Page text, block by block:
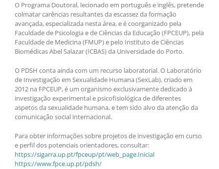
O Programa Doutoral, lecionado em português e inglês, pretende
colmatar carências resultantes da escassez da formação
avançada, especializada nesta área, e é coorganizado pela
Faculdade de Psicologia e de Ciências da Educação (FPCEUP), pela
Faculdade de Medicina (FMUP) e pelo Instituto de Ciências
Biomédicas Abel Salazar (ICBAS) da Universidade do Porto.
O PDSH conta ainda com um recurso laboratorial. O Laboratório
de Investigação em Sexualidade Humana (SexLab), criado em
2012 na FPCEUP, é um organismo exclusivamente dedicado à
investigação experimental e psicofisiológica de diferentes
aspetos da sexualidade humana, e tem sido alvo da atenção da
comunicação social internacional.
Para obter informações sobre projetos de investigação em curso
e perfil dos potenciais orientadores, consultar:
https://sigarra.up.pt/fpceup/pt/web_page.Inicial
https://www.fpce.up.pt/pdsh/